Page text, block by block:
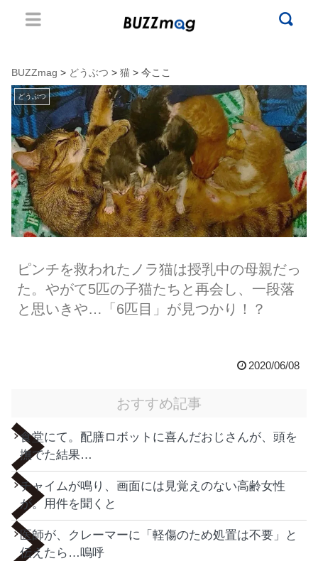
BUZZmag > どうぶつ > 猫 > 今ここ
どうぶつ
ピンチを救われたノラ猫は授乳中の母親だっ
た。やがて5匹の子猫たちと再会し、一段落
と思いきや…「6匹目」が見つかり！？
2020/06/08
おすすめ記事
食堂にて。配膳ロボットに喜んだおじさんが、頭を
撫でた結果…
チャイムが鳴り、画面には見覚えのない高齢女性
が。用件を聞くと
医師が、クレーマーに「軽傷のため処置は不要」と
伝えたら…嗚呼